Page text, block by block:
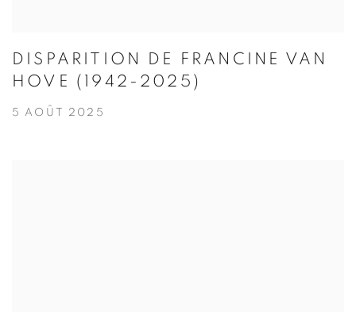
DISPARITION DE FRANCINE VAN
HOVE (1942-2025)
5 AOÛT 2025